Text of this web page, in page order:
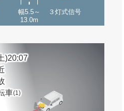
幅5.5～
13.0m
３灯式信号
)20:07
車(1)